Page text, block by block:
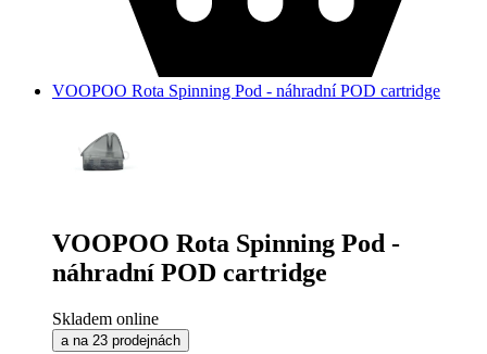
VOOPOO Rota Spinning Pod - náhradní POD cartridge
VOOPOO Rota Spinning Pod -
náhradní POD cartridge
Skladem online
a na 23 prodejnách